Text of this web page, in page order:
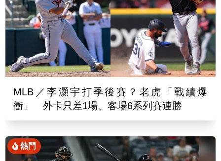
MLB／李灝宇打季後賽？老虎「戰績爆
衝」 外卡只差1場、客場6系列賽連勝
熱門